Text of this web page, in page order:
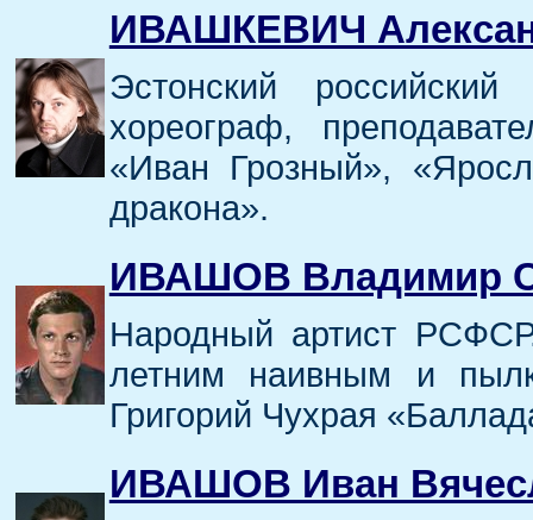
ИВАШКЕВИЧ
Эстонский
хореограф,
«Иван Грозный»,
дракона».
ИВАШОВ Владимир
Народный артист
летним наивным и
Григорий Чухрая
ИВАШОВ Иван